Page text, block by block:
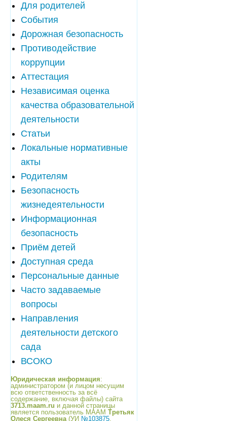
Для родителей
События
Дорожная безопасность
Противодействие
коррупции
Аттестация
Независимая оценка
качества образовательной
деятельности
Статьи
Локальные нормативные
акты
Родителям
Безопасность
жизнедеятельности
Информационная
безопасность
Приём детей
Доступная среда
Персональные данные
Часто задаваемые
вопросы
Направления
деятельности детского
сада
ВСОКО
Юридическая информация:
администратором (и лицом несущим
всю ответственность за всё
содержание, включая файлы) сайта
3713.maam.ru и данной страницы
является пользователь МААМ Третьяк
Олеся Сергеевна(УИ №103875,